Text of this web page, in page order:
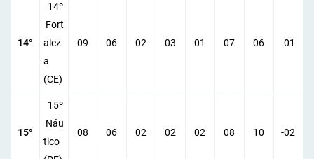
14°
14º
Fort
alez
a
(CE)
09 06 02 03 01 07 06 01
15°
15º
Náu
tico
08 06 02 02 02 08 10 -02